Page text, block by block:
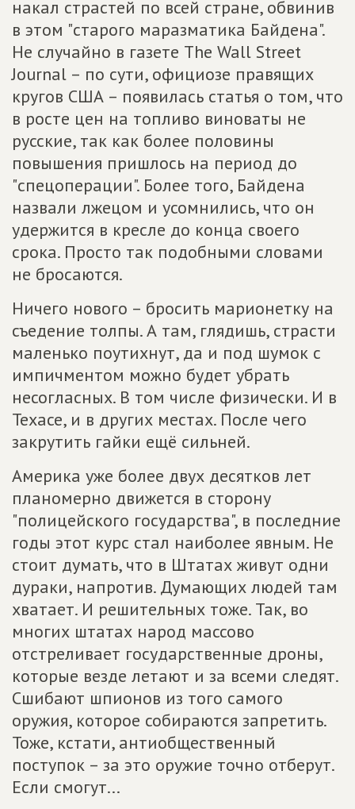
накал страстей по всей стране, обвинив
в этом "старого маразматика Байдена".
Не случайно в газете The Wall Street
Journal – по сути, официозе правящих
кругов США – появилась статья о том, что
в росте цен на топливо виноваты не
русские, так как более половины
повышения пришлось на период до
"спецоперации". Более того, Байдена
назвали лжецом и усомнились, что он
удержится в кресле до конца своего
срока. Просто так подобными словами
не бросаются.
Ничего нового – бросить марионетку на
съедение толпы. А там, глядишь, страсти
маленько поутихнут, да и под шумок с
импичментом можно будет убрать
несогласных. В том числе физически. И в
Техасе, и в других местах. После чего
закрутить гайки ещё сильней.
Америка уже более двух десятков лет
планомерно движется в сторону
"полицейского государства", в последние
годы этот курс стал наиболее явным. Не
стоит думать, что в Штатах живут одни
дураки, напротив. Думающих людей там
хватает. И решительных тоже. Так, во
многих штатах народ массово
отстреливает государственные дроны,
которые везде летают и за всеми следят.
Сшибают шпионов из того самого
оружия, которое собираются запретить.
Тоже, кстати, антиобщественный
поступок – за это оружие точно отберут.
Если смогут...